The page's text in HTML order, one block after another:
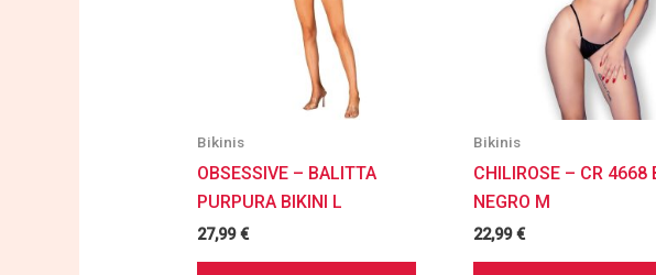
Bikinis
OBSESSIVE – BALITTA
PURPURA BIKINI L
27,99€
Bikinis
CHILIROSE – CR 4668
NEGRO M
22,99€